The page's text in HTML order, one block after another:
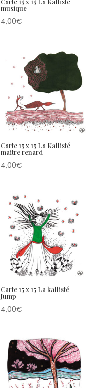
musique
4,00€
Carte 15 x 15 La Kallisté
maitre renard
4,00€
Carte 15 x 15 La kallisté –
Jump
4,00€